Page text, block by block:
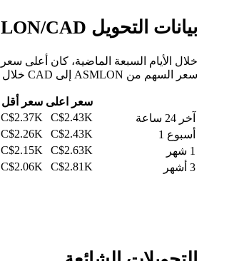
بيانات التحويل ASMLON/CAD: تقلبات القيمة وتغييرات الأسعار من ASMLON إلى CAD
سعر السهم من ASMLON إلى CAD خلال الـ 24 ساعة الماضية، والـ 30 يومًا الماضية، والـ 90 يومًا الماضية.
سعر اعلى سعر أقل
آخر 24 ساعة
C$2.43K
C$2.37K
أسبوع 1
C$2.43K
C$2.26K
1 شهر
C$2.63K
C$2.15K
3 أشهر
C$2.81K
C$2.06K